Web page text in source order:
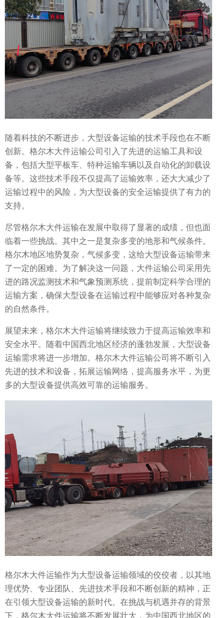
随着科技的不断进步，大型设备运输的技术手段也在不断
创新。格尔木大件运输公司引入了先进的运输工具和设
备，包括大型平板车、特种运输车辆以及自动化的卸载设
备等。这些技术手段不仅提高了运输效率，还大大减少了
运输过程中的风险，为大型设备的安全运输提供了有力的
支持。
尽管格尔木大件运输在发展中取得了显著的成绩，但也面
临着一些挑战。其中之一是复杂多变的地形和气候条件。
格尔木地区地势复杂，气候多变，这给大型设备运输带来
了一定的困难。为了解决这一问题，大件运输公司采用先
进的路况监测技术和气象预测系统，提前制定科学合理的
运输方案，确保大型设备在运输过程中能够应对各种复杂
的自然条件。
展望未来，格尔木大件运输将继续致力于提高运输效率和
安全水平。随着中国西北地区经济的蓬勃发展，大型设备
运输需求将进一步增加。格尔木大件运输公司将不断引入
先进的技术和设备，拓展运输网络，提高服务水平，为更
多的大型设备提供高效可靠的运输服务。
格尔木大件运输作为大型设备运输领域的佼佼者，以其地
理优势、专业团队、先进技术手段和不断创新的精神，正
在引领大型设备运输的新时代。在挑战与机遇并存的背景
下，格尔木大件运输将不断发展壮大，为中国西北地区的